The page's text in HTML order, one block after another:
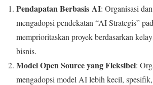
Pendapatan Berbasis AI: Organisasi
mengadopsi pendekatan “AI Strategis”
memprioritaskan proyek berdasarkan
bisnis.
Model Open Source yang Fleksibel:
mengadopsi model AI lebih kecil,